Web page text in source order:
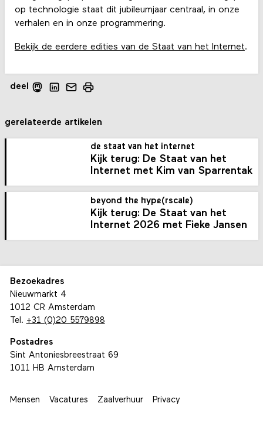
op technologie staat dit jubileumjaar centraal, in onze
verhalen en in onze programmering.
Bekijk de eerdere edities van de Staat van het Internet.
deel
gerelateerde artikelen
de staat van het internet
Kijk terug: De Staat van het
Internet met Kim van Sparrentak
beyond the hype(rscale)
Kijk terug: De Staat van het
Internet 2026 met Fieke Jansen
Bezoekadres
Nieuwmarkt 4
1012 CR Amsterdam
Tel. +31 (0)20 5579898
Postadres
Sint Antoniesbreestraat 69
1011 HB Amsterdam
Mensen Vacatures Zaalverhuur Privacy